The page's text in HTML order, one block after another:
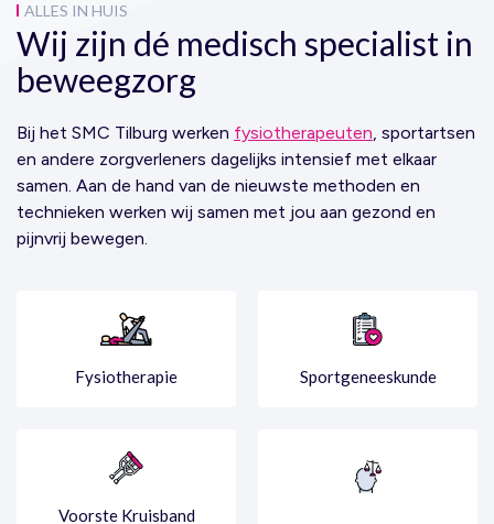
ALLES IN HUIS
Wij zijn dé medisch specialist in
beweegzorg
Bij het SMC Tilburg werken fysiotherapeuten, sportartsen
en andere zorgverleners dagelijks intensief met elkaar
samen. Aan de hand van de nieuwste methoden en
technieken werken wij samen met jou aan gezond en
pijnvrij bewegen.
Fysiotherapie Sportgeneeskunde
Voorste Kruisband